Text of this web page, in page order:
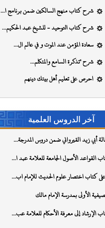
شرح كتاب منهج السالكين ضمن برنامج ا...
شرح كتاب التوحيد - للشيخ عبد الحكيم...
سعادة المؤمن عند الموت و في عالم ال...
شرح "تذكرة السامع والمتكلم...
احرص على تعليم أهل بيتك دينهم
آخر الدروس العلمية
أبي زيد القيرواني ضمن دروس المدرجة...
القواعد الأصول الجامعة للعلامة عبد ا...
كتاب اختصار علوم الحديث للإمام اب...
الأولى بمدرسة الإمام مالك
الإرشاد إلى معرفة الأحكام للعلامة عب...